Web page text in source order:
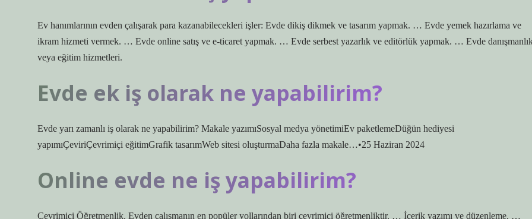
Ev hanımlarının evden çalışarak para kazanabilecekleri işler: Evde dikiş dikmek ve tasarım yapmak. … Evde yemek hazırlama ve
ikram hizmeti vermek. … Evde online satış ve e-ticaret yapmak. … Evde serbest yazarlık ve editörlük yapmak. … Evde
veya eğitim hizmetleri.
Evde ek iş olarak ne yapabilirim?
Evde yarı zamanlı iş olarak ne yapabilirim? Makale yazımıSosyal medya yönetimiEv paketlemeDüğün hediyesi
yapımıÇeviriÇevrimiçi eğitimGrafik tasarımWeb sitesi oluşturmaDaha fazla makale…•25 Haziran 2024
Online evde ne iş yapabilirim?
Çevrimiçi Öğretmenlik. Evden çalışmanın en popüler yollarından biri çevrimiçi öğretmenliktir. … İçerik yazımı ve düzenleme. …